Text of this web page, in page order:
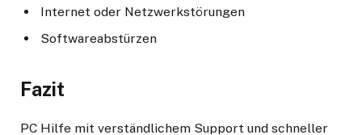
Internet oder Netzwerkstörungen
Softwareabstürzen
Fazit
PC Hilfe mit verständlichem Support und schneller